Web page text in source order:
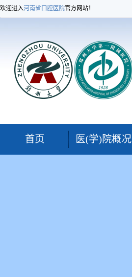
欢迎进入河南省口腔医院官方网站！
首页 医(学)院概况